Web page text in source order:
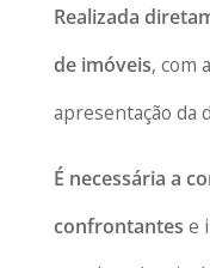
Realizada
de imóveis, com
apresentação da
É necessária a
confrontantes e